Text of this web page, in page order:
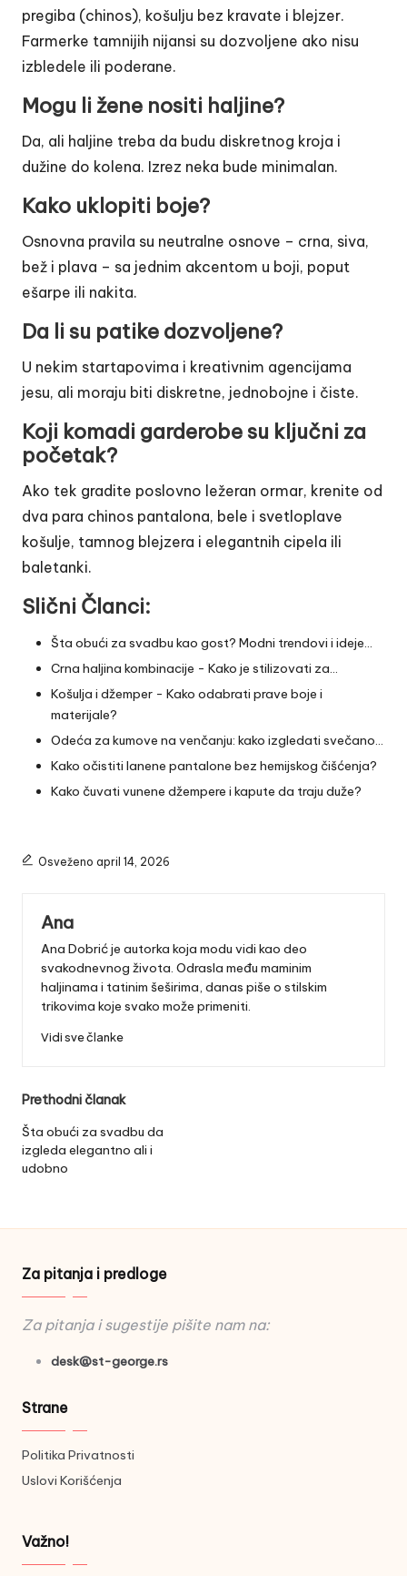
pregiba (chinos), košulju bez kravate i blejzer.
Farmerke tamnijih nijansi su dozvoljene ako nisu
izbledele ili poderane.
Mogu li žene nositi haljine?
Da, ali haljine treba da budu diskretnog kroja i
dužine do kolena. Izrez neka bude minimalan.
Kako uklopiti boje?
Osnovna pravila su neutralne osnove – crna, siva,
bež i plava – sa jednim akcentom u boji, poput
ešarpe ili nakita.
Da li su patike dozvoljene?
U nekim startapovima i kreativnim agencijama
jesu, ali moraju biti diskretne, jednobojne i čiste.
Koji komadi garderobe su ključni za
početak?
Ako tek gradite poslovno ležeran ormar, krenite od
dva para chinos pantalona, bele i svetloplave
košulje, tamnog blejzera i elegantnih cipela ili
baletanki.
Slični Članci:
Šta obući za svadbu kao gost? Modni trendovi i ideje…
Crna haljina kombinacije - Kako je stilizovati za…
Košulja i džemper - Kako odabrati prave boje i
materijale?
Odeća za kumove na venčanju: kako izgledati svečano…
Kako očistiti lanene pantalone bez hemijskog čišćenja?
Kako čuvati vunene džempere i kapute da traju duže?
Osveženo april 14, 2026
Ana
Ana Dobrić je autorka koja modu vidi kao deo
svakodnevnog života. Odrasla među maminim
haljinama i tatinim šeširima, danas piše o stilskim
trikovima koje svako može primeniti.
Vidi sve članke
Post
navigation
Prethodni članak
Šta obući za svadbu da
izgleda elegantno ali i
udobno
Za pitanja i predloge
Za pitanja i sugestije pišite nam na:
desk@st-george.rs
Strane
Politika Privatnosti
Uslovi Korišćenja
Važno!